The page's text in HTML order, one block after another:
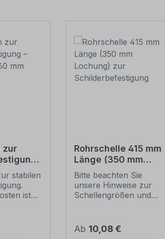
zur
Ø 60
stabilen
ist
Rohrschelle 415 mm
Länge (350 mm
Lochung) zur
Schilderbefestigung
Bitte beachten Sie
unsere Hinweise zur
Schellengrößen und
(weiter unten).
Rohrschellen nach der
Regulärer Preis:
Ab 10,08 €